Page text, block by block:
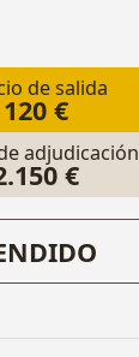
de salida
120 €
adjudicación
€